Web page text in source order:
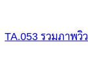
TA.053 รวมภาพวิว